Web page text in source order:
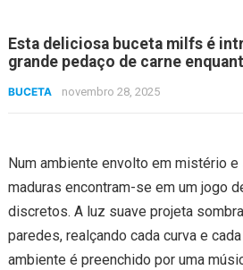
Esta deliciosa buceta milfs é
grande pedaço de carne
BUCETA novembro 28, 2025
Num ambiente envolto em mistério
maduras encontram-se em um jogo
discretos. A luz suave projeta
paredes, realçando cada curva e
ambiente é preenchido por uma